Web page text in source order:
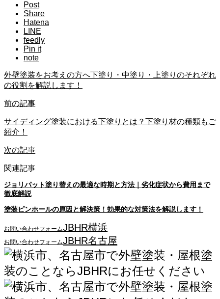
Post
Share
Hatena
LINE
feedly
Pin it
note
外壁塗装をお考えの方へ下塗り・中塗り・上塗りのそれぞれ
の役割を解説します！
前の記事
サイディング塗装における下塗りとは？下塗り材の種類もご
紹介！
次の記事
関連記事
ジョリパット塗り替えの最適な時期と方法｜劣化症状から費用まで
徹底解説
塗装ピンホールの原因と解決策！効果的な対策法を解説します！
お問い合わせフォームJBHR横浜
お問い合わせフォームJBHR名古屋